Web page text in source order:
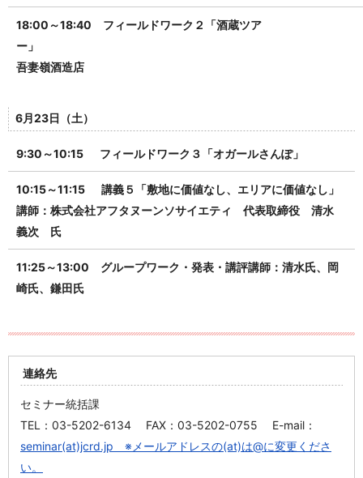
18:00～18:40 フィールドワーク２「酒蔵ツア
ー
吾妻嶺酒造店
6月23日（土）
9:30～10:15 フィールドワーク３「オガールさんぽ」
10:15～11:15 講義５「敷地に価値なし、エリアに価値なし」
講師：株式会社アフタヌーンソサイエティ 代表取締役 清水
義次 氏
11:25～13:00 グループワーク・発表・講評講師：清水氏、岡
崎氏、鎌田氏
連絡先
セミナー統括課
TEL：03-5202-6134 FAX：03-5202-0755 E-mail：
seminar(at)jcrd.jp ※メールアドレスの(at)は@に変更くださ
い。